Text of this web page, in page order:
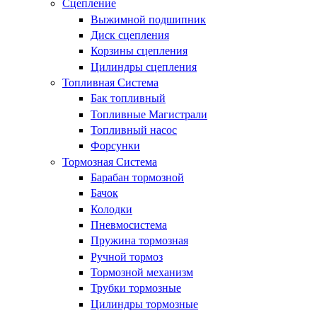
Сцепление
Выжимной подшипник
Диск сцепления
Корзины сцепления
Цилиндры сцепления
Топливная Система
Бак топливный
Топливные Магистрали
Топливный насос
Форсунки
Тормозная Система
Барабан тормозной
Бачок
Колодки
Пневмосистема
Пружина тормозная
Ручной тормоз
Тормозной механизм
Трубки тормозные
Цилиндры тормозные